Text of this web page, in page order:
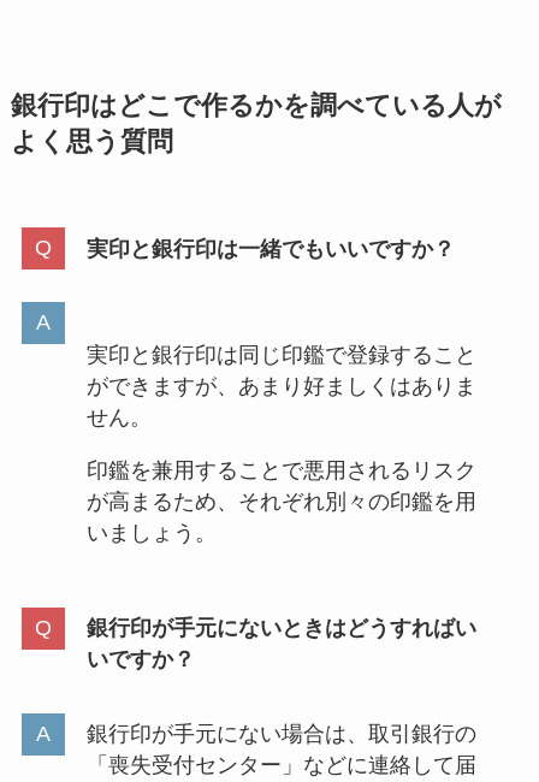
銀行印はどこで作るかを調べている人が
よく思う質問
実印と銀行印は一緒でもいいですか？
実印と銀行印は同じ印鑑で登録すること
ができますが、あまり好ましくはありま
せん。
印鑑を兼用することで悪用されるリスク
が高まるため、それぞれ別々の印鑑を用
いましょう。
銀行印が手元にないときはどうすればい
いですか？
銀行印が手元にない場合は、取引銀行の
「喪失受付センター」などに連絡して届